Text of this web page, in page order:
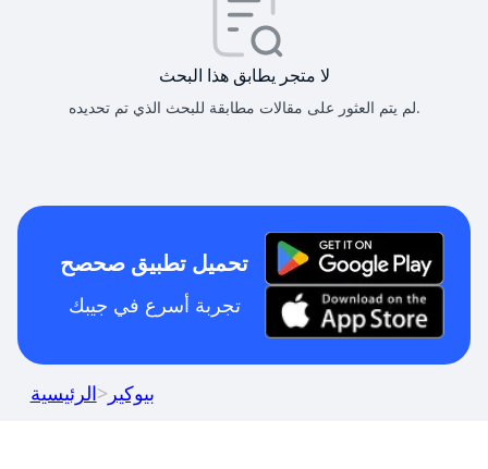
لا متجر يطابق هذا البحث
لم يتم العثور على مقالات مطابقة للبحث الذي تم تحديده.
تحميل تطبيق صحصح
تجربة أسرع في جيبك
الرئيسية> بيوكير